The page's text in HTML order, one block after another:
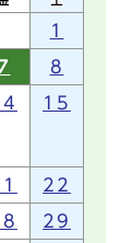
1
8
15
22
29